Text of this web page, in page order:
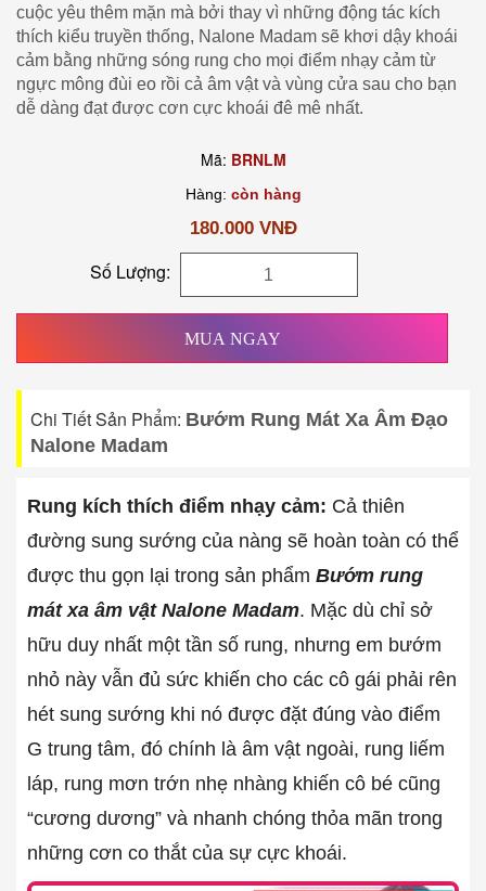
cuộc yêu thêm mặn mà bởi thay vì những động tác kích
thích kiểu truyền thống, Nalone Madam sẽ khơi dậy khoái
cảm bằng những sóng rung cho mọi điểm nhạy cảm từ
ngực mông đùi eo rồi cả âm vật và vùng cửa sau cho bạn
dễ dàng đạt được cơn cực khoái đê mê nhất.
Mã: BRNLM
Hàng: còn hàng
180.000 VNĐ
Số Lượng:
MUA NGAY
Chi Tiết Sản Phẩm: Bướm Rung Mát Xa Âm Đạo
Nalone Madam
Rung kích thích điểm nhạy cảm: Cả thiên
đường sung sướng của nàng sẽ hoàn toàn có thể
được thu gọn lại trong sản phẩm Bướm rung
mát xa âm vật Nalone Madam. Mặc dù chỉ sở
hữu duy nhất một tần số rung, nhưng em bướm
nhỏ này vẫn đủ sức khiến cho các cô gái phải rên
hét sung sướng khi nó được đặt đúng vào điểm
G trung tâm, đó chính là âm vật ngoài, rung liếm
láp, rung mơn trớn nhẹ nhàng khiến cô bé cũng
“cương dương” và nhanh chóng thỏa mãn trong
những cơn co thắt của sự cực khoái.